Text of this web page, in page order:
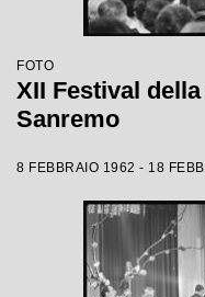
FOTO
XII Festival
Sanremo
8 FEBBRAIO 1962 - 18